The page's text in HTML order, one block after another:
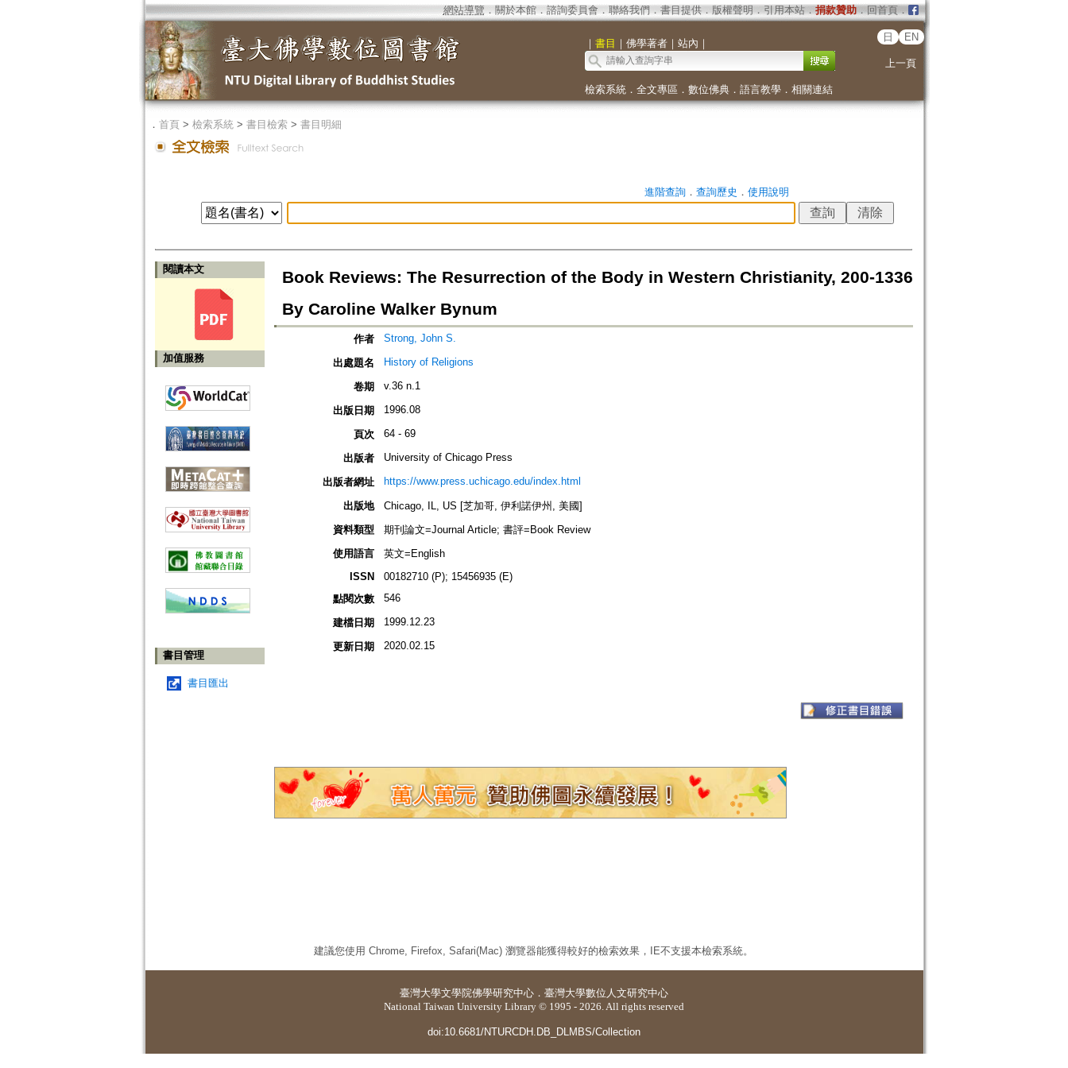
網站導覽 ． 關於本館． 諮詢委員會． 聯絡我們 ． 書目提供． 版權聲明 ． 引用本站． 捐款贊助．回首頁．
｜ 書目 ｜ 佛學著者｜ 站內 ｜
日 EN
上一頁
檢索系統． 全文專區 ． 數位佛典． 語言教學． 相關連結
． 首頁> 檢索系統> 書目檢索> 書目明細
進階查詢． 查詢歷史 ． 使用說明
閱讀本文
加值服務
書目管理
書目匯出
Book Reviews: The Resurrection of the Body in Western Christianity, 200-1336
By Caroline Walker Bynum
作者 Strong, John S.
出處題名 History of Religions
卷期 v.36 n.1
出版日期 1996.08
頁次 64 - 69
出版者 University of Chicago Press
出版者網址 https://www.press.uchicago.edu/index.html
出版地
Chicago, IL, US [芝加哥, 伊利諾伊州, 美國]
資料類型
期刊論文=Journal Article; 書評=Book Review
使用語言
英文=English
ISSN
00182710 (P); 15456935 (E)
點閱次數
546
建檔日期 1999.12.23
更新日期 2020.02.15
建議您使用 Chrome, Firefox, Safari(Mac) 瀏覽器能獲得較好的檢索效果，IE不支援本檢索系統。
臺灣大學文學院佛學研究中心 ． 臺灣大學數位人文研究中心
National Taiwan University Library © 1995 - 2026. All rights reserved
doi:10.6681/NTURCDH.DB_DLMBS/Collection